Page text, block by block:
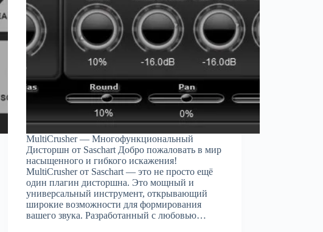
MultiCrusher — Многофункциональный
Дисторшн от Saschart Добро пожаловать в мир
насыщенного и гибкого искажения!
MultiCrusher от Saschart — это не просто ещё
один плагин дисторшна. Это мощный и
универсальный инструмент, открывающий
широкие возможности для формирования
вашего звука. Разработанный с любовью…